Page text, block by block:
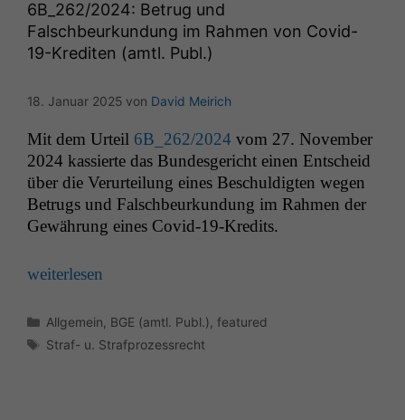
6B_262/2024: Betrug und
Falschbeurkundung im Rahmen von Covid-
19-Krediten (amtl. Publ.)
18. Januar 2025 von David Meirich
Mit dem Urteil 6B_262/2024 vom 27. Novem­ber
2024 kassierte das Bun­des­gericht einen Entscheid
über die Verurteilung eines Beschuldigten wegen
Betrugs und Falschbeurkun­dung im Rah­men der
Gewährung eines Covid-19-Kredits.
weit­er­lesen
Kategorien
Allgemein BGE (amtl. Publ.) ,featured
Schlagwörter
Straf- u. Strafprozessrecht
statistische
Funktionen auf
dieser Website
sind optional.
Wenn Sie
diese Option